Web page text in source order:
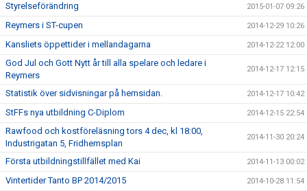
Styrelseförändring 2015-01-07 09:26
Reymers i ST-cupen 2014-12-29 10:26
Kansliets öppettider i mellandagarna 2014-12-22 12:00
God Jul och Gott Nytt år till alla spelare och ledare i
Reymers
2014-12-17 12:15
Statistik över sidvisningar på hemsidan. 2014-12-17 10:42
StFFs nya utbildning C-Diplom 2014-12-15 22:54
Rawfood och kostföreläsning tors 4 dec, kl 18:00,
Industrigatan 5, Fridhemsplan
2014-11-30 20:24
Första utbildningstillfället med Kai 2014-11-13 00:02
Vintertider Tanto BP 2014/2015 2014-10-28 11:54